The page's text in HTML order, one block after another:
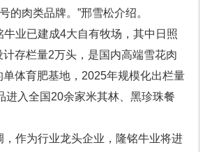
的肉类品牌。”邢雪松介绍。
牛业已建成4大自有牧场，其中日照
计存栏量2万头，是国内高端雪花肉
体育肥基地，2025年规模化出栏量
进入全国20余家米其林、黑珍珠餐
，作为行业龙头企业，隆铭牛业将进